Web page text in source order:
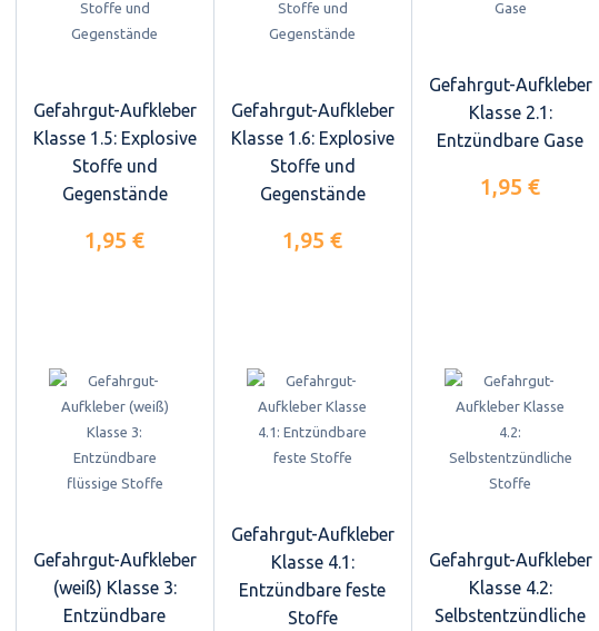
Gefahrgut-Aufkleber
Klasse 1.5: Explosive
Stoffe und
Gegenstände
1,95 €
Gefahrgut-Aufkleber
Klasse 1.6: Explosive
Stoffe und
Gegenstände
1,95 €
Gefahrgut-Aufkleber
Klasse 2.1:
Entzündbare Gase
1,95 €
Gefahrgut-Aufkleber
(weiß) Klasse 3:
Entzündbare
Gefahrgut-Aufkleber
Klasse 4.1:
Entzündbare feste
Stoffe
Gefahrgut-Aufkleber
Klasse 4.2:
Selbstentzündliche